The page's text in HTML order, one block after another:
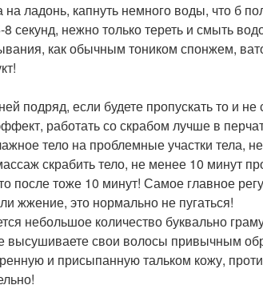
ладонь, капнуть немного воды, что б
секунд, нежно только тереть и смыть
как обычным тоником спонжем,
подряд, если будете пропускать то и не
работать со скрабом лучше в
тело на проблемные участки тела,
скрабить тело, не менее 10 минут
после тоже 10 минут! Самое главное
жжение, это нормально не пугаться!
небольшое количество буквально
высушиваете свои волосы привычным
и присыпанную тальком кожу,